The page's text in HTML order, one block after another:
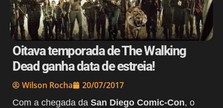
Oitava temporada de The Walking
Dead ganha data de estreia!
Wilson Rocha 20/07/2017
Com a chegada da San Diego Comic-Con, o